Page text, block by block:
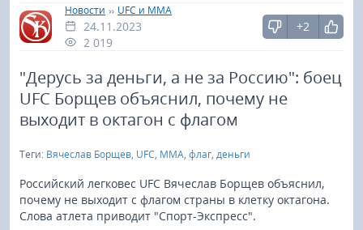
Главная
»
Новости » UFC и MMA
24.11.2023
2 019
+2
"Дерусь за деньги, а не за Россию": боец
UFC Борщев объяснил, почему не
выходит в октагон с флагом
Теги: Вячеслав Борщев, UFC, MMA, флаг, деньги
Российский легковес UFC Вячеслав Борщев объяснил,
почему не выходит с флагом страны в клетку октагона.
Слова атлета приводит "Спорт-Экспресс".
Шинкиокушинкай
Кекусин-кан
Кикбоксинг и K-1
Бокс
UFC и MMA
Библиотека